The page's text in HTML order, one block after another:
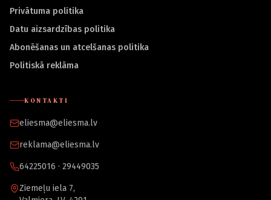
Privātuma politika
Datu aizsardzības politika
Abonēšanas un atcelšanas politika
Politiskā reklāma
KONTAKTI
eliesma@eliesma.lv
reklama@eliesma.lv
64225016 · 29449035
Ziemeļu iela 7,